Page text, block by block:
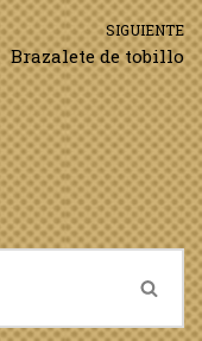
SIGUIENTE
Brazalete de tobillo